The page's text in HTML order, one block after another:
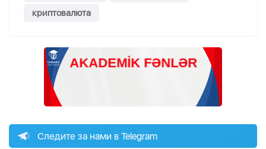
криптовалюта
Следите за нами в Telegram